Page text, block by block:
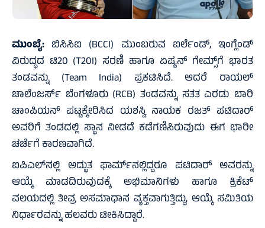
ಮುಂಬೈ: ಬಿಸಿಸಿಐ (BCCI) ಮುಂಬರುವ ಐರ್ಲೆಂಡ್, ಇಂಗ್ಲೆಂಡ್
ವಿರುದ್ಧದ ಟಿ20 (T20I) ಸರಣಿ ಹಾಗೂ ಏಷ್ಯನ್ ಗೇಮ್ಸ್‌ಗೆ ಭಾರತ
ತಂಡವನ್ನು (Team India) ಪ್ರಕಟಿಸಿದೆ. ಆದರೆ ರಾಯಲ್
ಚಾಲೆಂಜರ್ಸ್ ಬೆಂಗಳೂರು (RCB) ತಂಡವನ್ನು ಸತತ ಎರಡು ಬಾರಿ
ಚಾಂಪಿಯನ್ ಪಟ್ಟಕ್ಕೇರಿಸಿದ ಯಶಸ್ವಿ ನಾಯಕ ರಜತ್ ಪಟಿದಾರ್
ಅವರಿಗೆ ತಂಡದಲ್ಲಿ ಸ್ಥಾನ ನೀಡದೆ ಕಡೆಗಣಿಸಿರುವುದು ಈಗ ಭಾರೀ
ಚರ್ಚೆಗೆ ಕಾರಣವಾಗಿದೆ.
ಐಪಿಎಲ್‌ನಲ್ಲಿ ಅದ್ಭುತ ಫಾರ್ಮ್‌ನಲ್ಲಿದ್ದರೂ ಪಟಿದಾರ್ ಅವರನ್ನು
ಆಯ್ಕೆ ಮಾಡದಿರುವುದಕ್ಕೆ ಅಭಿಮಾನಿಗಳು ಹಾಗೂ ಕ್ರಿಕೆಟ್
ವಲಯದಲ್ಲಿ ತೀವ್ರ ಅಸಮಾಧಾನ ವ್ಯಕ್ತವಾಗುತ್ತಿದ್ದು, ಆಯ್ಕೆ ಸಮಿತಿಯ
ನಿರ್ಧಾರವನ್ನು ಹಲವರು ಟೀಕಿಸಿದ್ದಾರೆ.